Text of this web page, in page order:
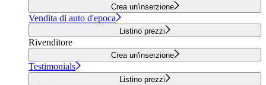
Crea un'inserzione
Vendita di auto d'epoca
Listino prezzi
Rivenditore
Crea un'inserzione
Testimonials
Listino prezzi